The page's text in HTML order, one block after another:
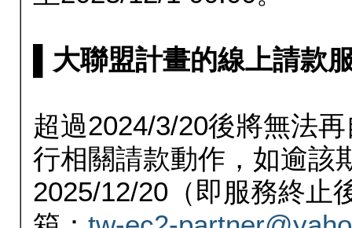
▌大聯盟計畫的線上請款
超過2024/3/20後將無法
行相關請款動作，如逾該
2025/12/20（即服務終止